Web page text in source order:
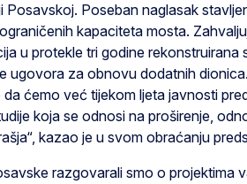
Poseban naglasak
kapaciteta mosta.
u protekle tri godine rekonstruirana
ugovora za obnovu dodatnih
ćemo već tijekom ljeta javnosti
koja se odnosi na proširenje,
kazao je u svom obraćanju
razgovarali smo o projektima